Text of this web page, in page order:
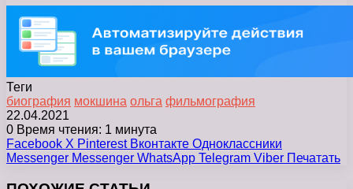
Теги
биография мокшина ольга фильмография
22.04.2021
0 Время чтения: 1 минута
Facebook X Pinterest Вконтакте Одноклассники
Messenger Messenger WhatsApp Telegram Viber Печатать